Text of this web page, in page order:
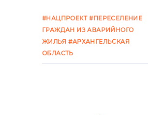
#НАЦПРОЕКТ #ПЕРЕСЕЛЕНИЕ
ГРАЖДАН ИЗ АВАРИЙНОГО
ЖИЛЬЯ #АРХАНГЕЛЬСКАЯ
ОБЛАСТЬ